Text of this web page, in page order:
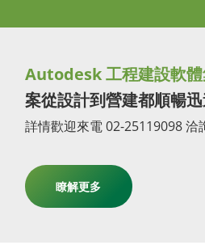
Autodesk 工程建設軟體
案從設計到營建都順暢迅
詳情歡迎來電 02-25119098 洽
瞭解更多